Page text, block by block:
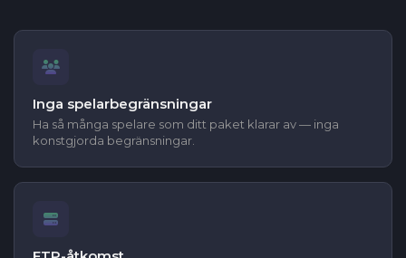
Inga spelarbegränsningar
Ha så många spelare som ditt paket klarar av — inga
konstgjorda begränsningar.